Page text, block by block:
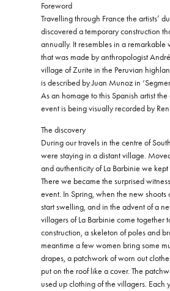
Foreword
Travelling through France the artists’
discovered a temporary construction
annually. It resembles in a remarkable
that was made by anthropologist
village of Zurite in the Peruvian
is described by Juan Munoz in
As an homage to this Spanish artist
event is being visually recorded by
The discovery
During our travels in the centre of
were staying in a distant village.
and authenticity of La Barbinie we
There we became the surprised
event. In Spring, when the new shoots
start swelling, and in the advent of a
villagers of La Barbinie come together
construction, a skeleton of poles and
meantime a few women bring some
drapes, a patchwork of worn out
put on the roof like a cover. The
used up clothing of the villagers. Each